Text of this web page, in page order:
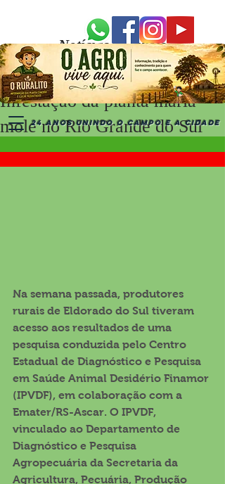
24 ANOS UNINDO O CAMPO E A CIDADE
Notícias Recentes
Infestação da planta maria-
mole no Rio Grande do Sul
Na semana passada, produtores
rurais de Eldorado do Sul tiveram
acesso aos resultados de uma
pesquisa conduzida pelo Centro
Estadual de Diagnóstico e Pesquisa
em Saúde Animal Desidério Finamor
(IPVDF), em colaboração com a
Emater/RS-Ascar. O IPVDF,
vinculado ao Departamento de
Diagnóstico e Pesquisa
Agropecuária da Secretaria da
Agricultura, Pecuária, Produção